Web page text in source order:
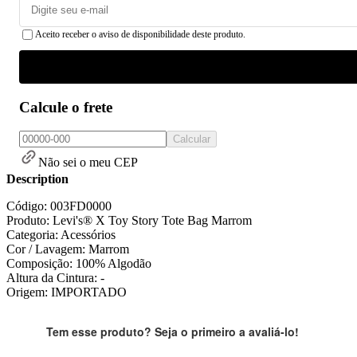
Aceito receber o aviso de disponibilidade deste produto.
Calcule o frete
Calcular
Não sei o meu CEP
Description
Código: 003FD0000
Produto: Levi's® X Toy Story Tote Bag Marrom
Categoria: Acessórios
Cor / Lavagem: Marrom
Composição: 100% Algodão
Altura da Cintura: -
Origem: IMPORTADO
Tem esse produto? Seja o primeiro a avaliá-lo!